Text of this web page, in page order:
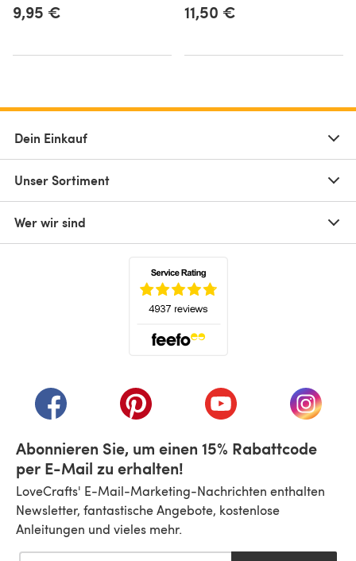
9,95 € 11,50 €
Dein Einkauf
Unser Sortiment
Wer wir sind
(öffnet sich in einem neuen Tab)
(öffnet sich in einem neuen Tab)
(öffnet sich in einem
(öffnet
Abonnieren Sie, um einen 15% Rabattcode
per E-Mail zu erhalten!
LoveCrafts' E-Mail-Marketing-Nachrichten enthalten
Newsletter, fantastische Angebote, kostenlose
Anleitungen und vieles mehr.